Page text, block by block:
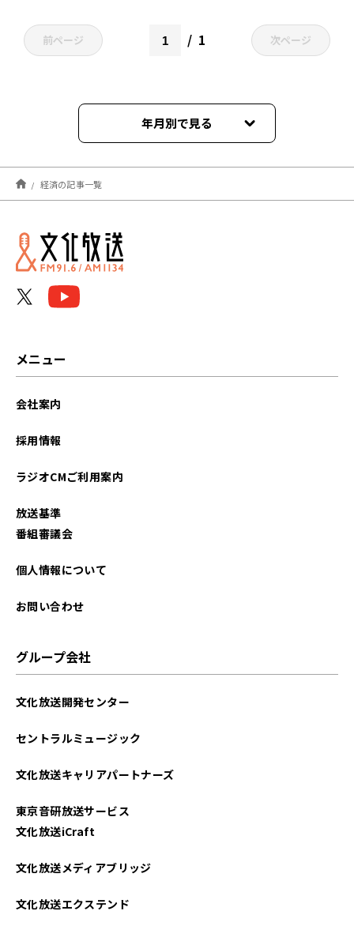
前ページ 1 次ページ
年月別で見る
2026年08月
2026年07月
2026年06月
2025年09月
2025年06月
2025年01月
2024年12月
経済の記事一覧
メニュー
会社案内
採用情報
ラジオCMご利用案内
放送基準
番組審議会
個人情報について
お問い合わせ
グループ会社
文化放送開発センター
セントラルミュージック
文化放送キャリアパートナーズ
東京音研放送サービス
文化放送iCraft
文化放送メディアブリッジ
文化放送エクステンド